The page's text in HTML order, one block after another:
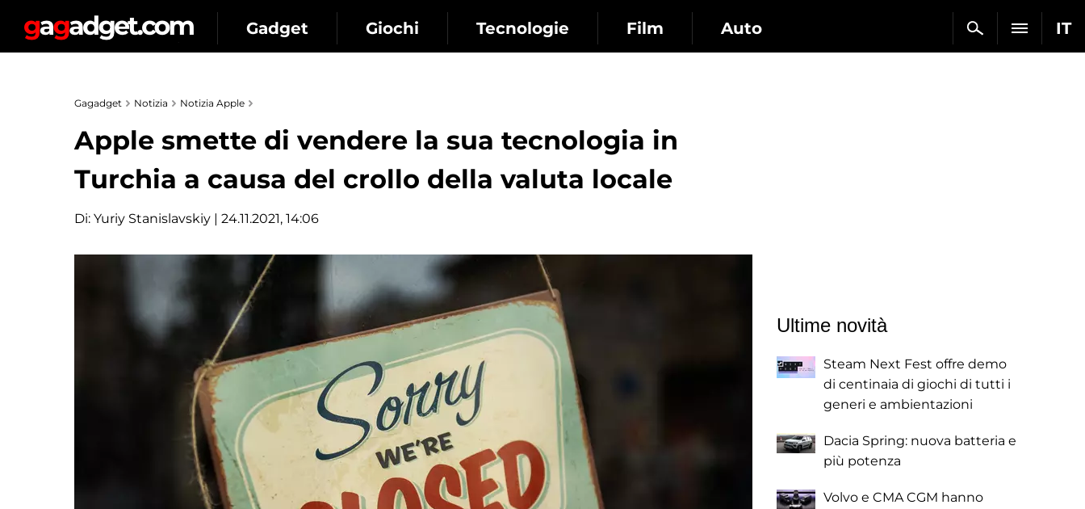
IT
Gadget Giochi Tecnologie Film Auto
Gagadget Notizia Notizia Apple
Apple smette di vendere la sua tecnologia in
Turchia a causa del crollo della valuta locale
Di: Yuriy Stanislavskiy | 24.11.2021, 14:06
Ultime novità
Steam Next Fest offre demo
di centinaia di giochi di tutti i
generi e ambientazioni
Dacia Spring: nuova batteria e
più potenza
Volvo e CMA CGM hanno